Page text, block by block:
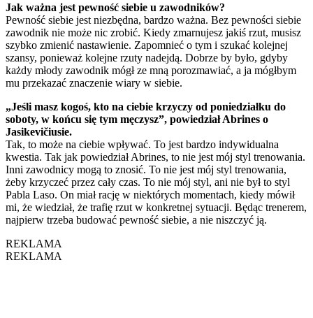
Jak ważna jest pewność siebie u zawodników?
Pewność siebie jest niezbędna, bardzo ważna. Bez pewności siebie
zawodnik nie może nic zrobić. Kiedy zmarnujesz jakiś rzut, musisz
szybko zmienić nastawienie. Zapomnieć o tym i szukać kolejnej
szansy, ponieważ kolejne rzuty nadejdą. Dobrze by było, gdyby
każdy młody zawodnik mógł ze mną porozmawiać, a ja mógłbym
mu przekazać znaczenie wiary w siebie.
„Jeśli masz kogoś, kto na ciebie krzyczy od poniedziałku do
soboty, w końcu się tym męczysz”, powiedział Abrines o
Jasikevičiusie.
Tak, to może na ciebie wpływać. To jest bardzo indywidualna
kwestia. Tak jak powiedział Abrines, to nie jest mój styl trenowania.
Inni zawodnicy mogą to znosić. To nie jest mój styl trenowania,
żeby krzyczeć przez cały czas. To nie mój styl, ani nie był to styl
Pabla Laso. On miał rację w niektórych momentach, kiedy mówił
mi, że wiedział, że trafię rzut w konkretnej sytuacji. Będąc trenerem,
najpierw trzeba budować pewność siebie, a nie niszczyć ją.
REKLAMA
REKLAMA